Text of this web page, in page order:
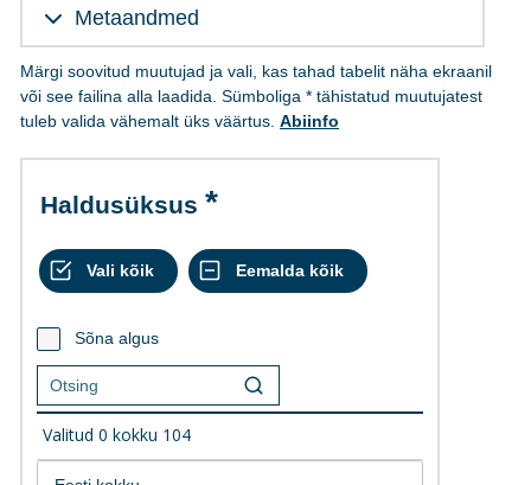
Metaandmed
Märgi soovitud muutujad ja vali, kas tahad tabelit näha ekraanil
või see failina alla laadida. Sümboliga * tähistatud muutujatest
tuleb valida vähemalt üks väärtus. Abiinfo
Haldusüksus
Sõna algus
Valitud 0 kokku 104